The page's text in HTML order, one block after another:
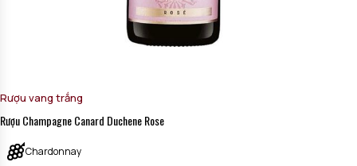
Rượu vang trắng
Rượu Champagne Canard Duchene Rose
Chardonnay